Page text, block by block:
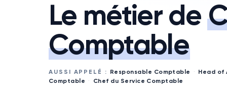
Le métier de
Comptable
AUSSI APPELÉ : Responsable Comptable · Head of
Comptable · Chef du Service Comptable